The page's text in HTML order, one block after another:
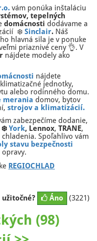
vám ponúka inštaláciu
tepelných
domácnosti dodávame a
❄️ Sinclair. Náš
hlavná sila je v ponuke
priaznivé ceny 👌. V
nájdete modely ako
nájdete
jednotky,
alebo rodinného domu.
merania domov, bytov
strojov a klimatizácií.
zabezpečíme dodanie,
❄️ York, Lennox, TRANE,
Spoľahlivo vám
stavu bezpečnosti
opravy.
REGIOCHLAD
Áno (3221)
(98)